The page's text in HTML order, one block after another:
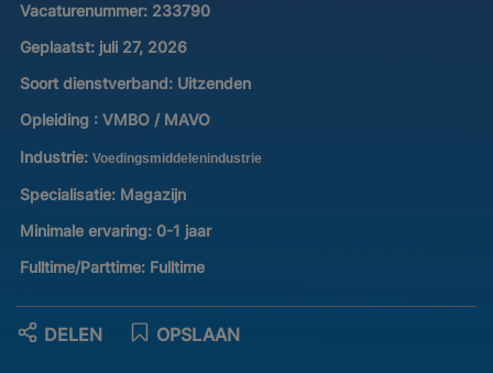
Vacaturenummer: 233790
Geplaatst: juli 27, 2026
Soort dienstverband: Uitzenden
Opleiding : VMBO / MAVO
Industrie: Voedingsmiddelenindustrie
Specialisatie: Magazijn
Minimale ervaring: 0-1 jaar
Fulltime/Parttime: Fulltime
OPSLAAN
DELEN